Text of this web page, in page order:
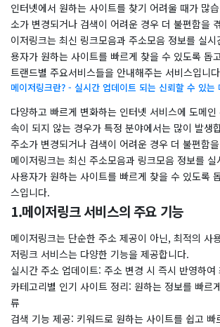
인터넷에서 원하는 사이트를 찾기 어려울 때가 많
소가 변경되거나 검색이 어려운 경우 더 불편함을
이저링크는 최신 링크모음과 주소모음 정보를 실
용자가 원하는 사이트를 빠르게 찾을 수 있도록 돕
트랜드별 주요서비스들을 안내해주는 서비스입니
메이저링크란? - 실시간 업데이트 되는 신뢰할 수 있는
다양하고 빠르게 변화하는 인터넷 서비스에 도메
속이 되지 않는 경우가 특정 분야에서는 많이 발생
주소가 변경되거나 검색이 어려운 경우 더 불편함
메이저링크는 최신 주소모음과 링크모음 정보를
사용자가 원하는 사이트를 빠르게 찾을 수 있도록
스입니다.
1.메이저링크 서비스의 주요 기능
메이저링크는 단순한 주소 제공이 아닌, 최적의 사
저링크 서비스는 다양한 기능을 제공합니다.
실시간 주소 업데이트: 주소 변경 시 즉시 반영하여
카테고리별 인기 사이트 정리: 원하는 정보를 빠르
류
검색 기능 제공: 키워드로 원하는 사이트를 쉽고 빠